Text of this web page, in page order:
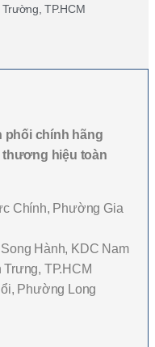
TP.HCM
phối chính hãng
thương hiệu toàn
Chính, Phường Gia
Hành, KDC Nam
TP.HCM
Phường Long